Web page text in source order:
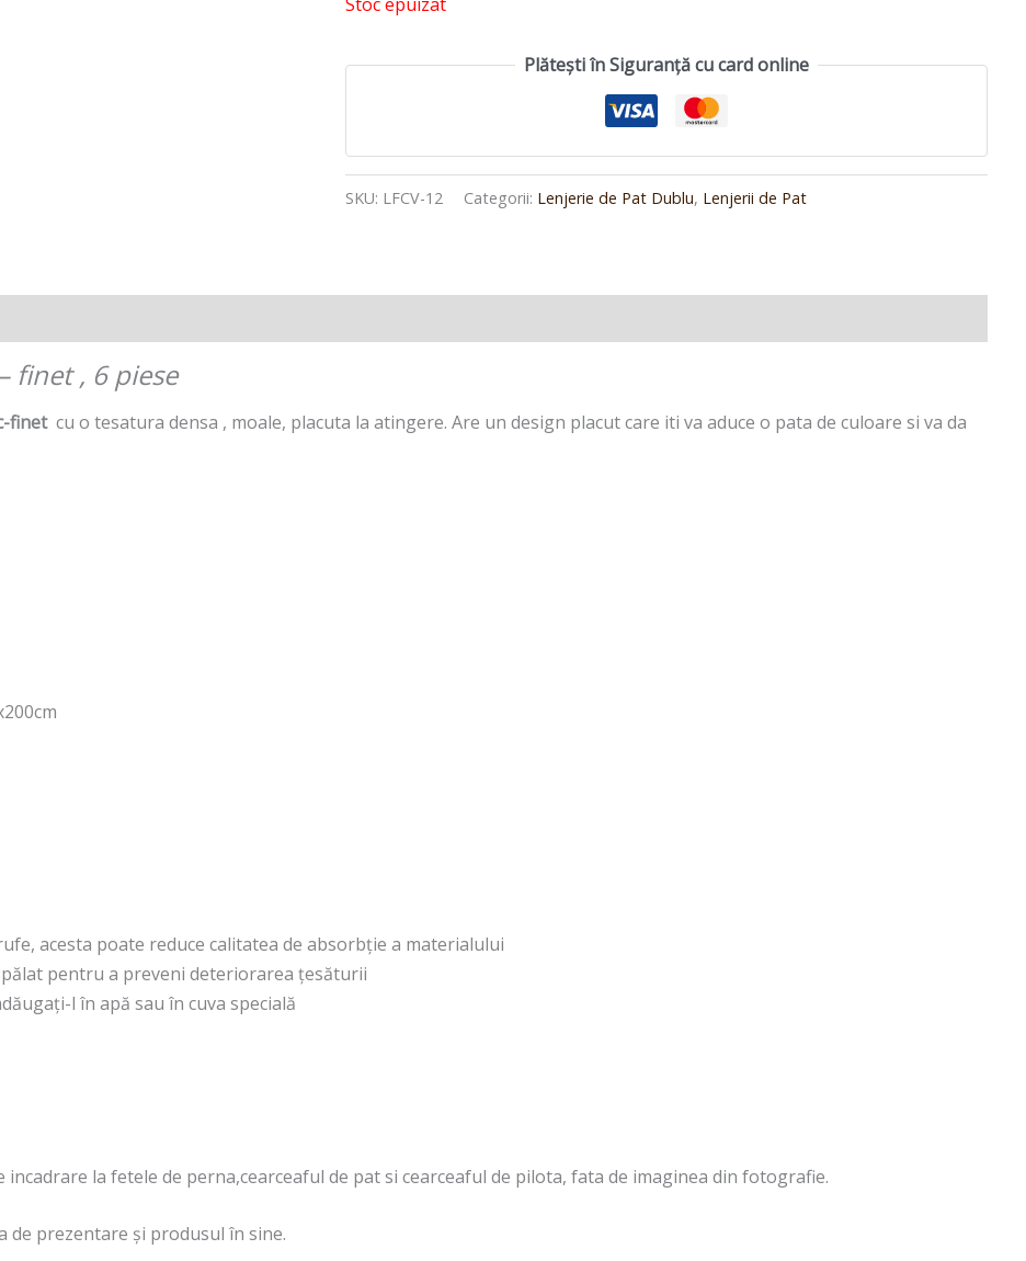
Plătești în Siguranță cu card online
SKU: LFCV-12 Categorii: Lenjerie de Pat Dublu, Lenjerii de Pat
finet , 6 piese
finet cu o tesatura densa , moale, placuta la atingere. Are un design placut care iti va aduce o pata de culoare si va da
acesta poate reduce calitatea de absorbție a materialului
pentru a preveni deteriorarea țesăturii
l în apă sau în cuva specială
la fetele de perna,cearceaful de pat si cearceaful de pilota, fata de imaginea din fotografie.
prezentare și produsul în sine.